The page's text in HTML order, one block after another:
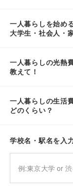
一人暮らしを始め
大学生・社会人・
一人暮らしの光熱
教えて！
一人暮らしの生活
どのくらい？
学校名・駅名を入